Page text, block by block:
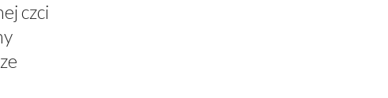
czci